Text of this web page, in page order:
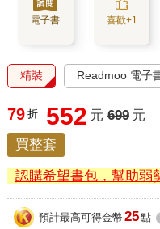
電子書 喜歡+1
精裝 Readmoo 電子
79 折 552 元 699 元
買整套
認購希望書包，幫助弱
預計最高可得金幣 25點